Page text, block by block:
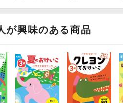
が興味のある商品